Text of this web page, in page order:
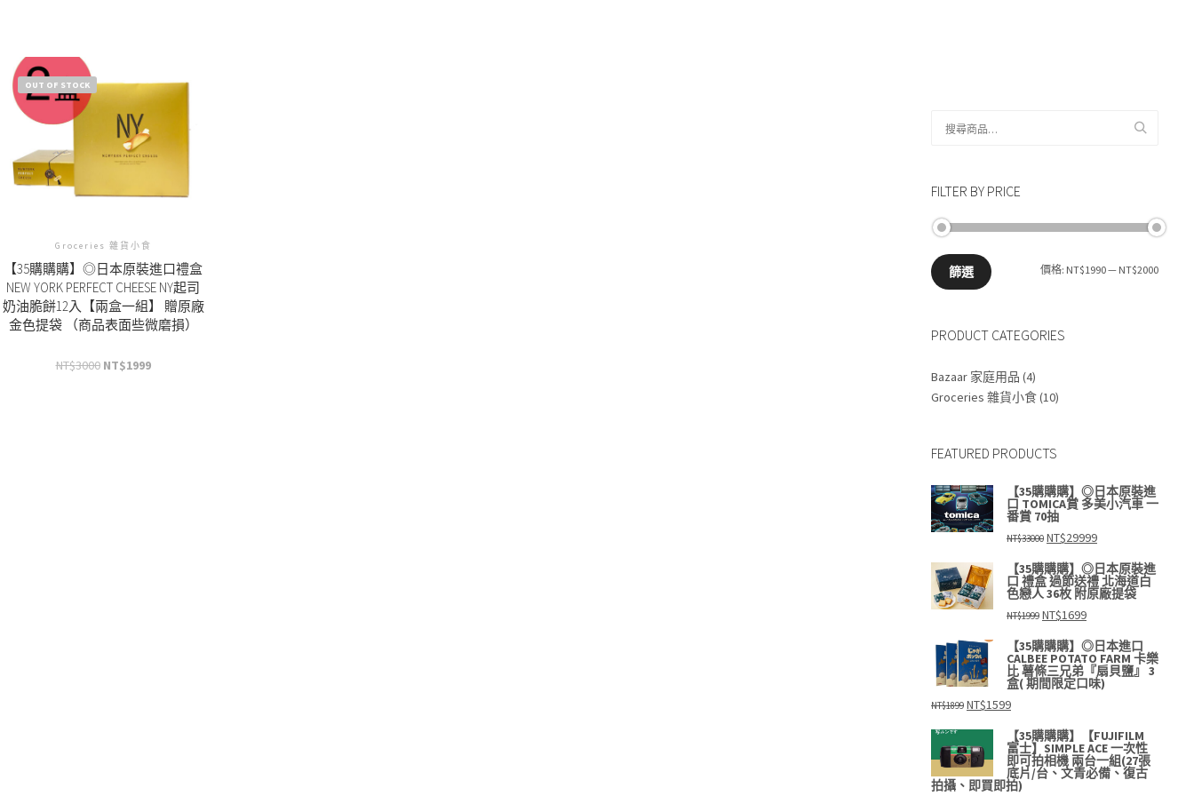
OUT OF STOCK
Groceries 雜貨小食
【35購購購】◎日本原裝進口禮盒
NEW YORK PERFECT CHEESE NY起司
奶油脆餅12入【兩盒一組】 贈原廠
金色提袋 （商品表面些微磨損）
NT$3000 原
NT$1999目
字:
FILTER BY PRICE
最
最
篩選 價格: NT$1990— NT$2000
PRODUCT CATEGORIES
Bazaar 家庭用品 (4)
Groceries 雜貨小食(10)
FEATURED PRODUCTS
【35購購購】◎日本原裝進
口 TOMICA賞 多美小汽車 一
番賞 70抽
NT$33000 原
始
價
格：
NT$33000。
NT$29999目
前
價
格：
NT$29999。
【35購購購】◎日本原裝進
口 禮盒 過節送禮 北海道白
色戀人 36枚 附原廠提袋
NT$1999 原
始
價
格：
NT$1999。
NT$1699目
前
價
格：
NT$1699。
【35購購購】◎日本進口
CALBEE POTATO FARM 卡樂
比 薯條三兄弟『扇貝鹽』 3
盒( 期間限定口味)
NT$1899 原
始
價
NT$1899。
NT$1599目
前
價
格：
NT$1599。
【35購購購】【FUJIFILM
富士】SIMPLE ACE 一次性
即可拍相機 兩台一組(27張
底片/台、文青必備、復古
拍攝、即買即拍)